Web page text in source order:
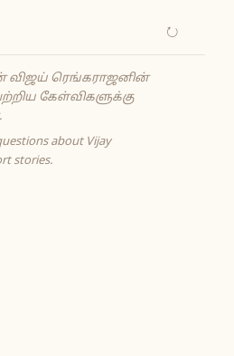
↻
விஜய் ரெங்கராஜனின்
கேள்விகளுக்கு
about Vijay
stories.